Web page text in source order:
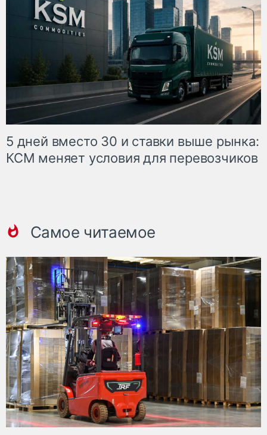
5 дней вместо 30 и ставки выше рынка:
КСМ меняет условия для перевозчиков
Самое читаемое